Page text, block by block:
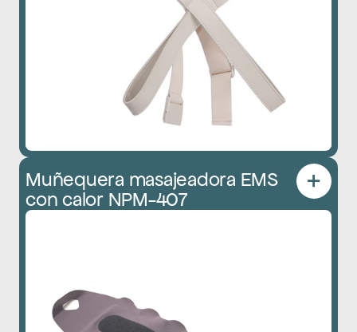
Muñequera masajeadora EMS
con calor NPM-407